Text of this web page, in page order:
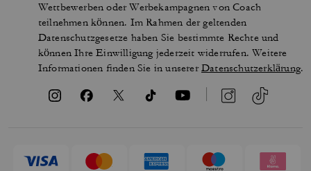
Wettbewerben oder Werbekampagnen von Coach
teilnehmen können. Im Rahmen der geltenden
Datenschutzgesetze haben Sie bestimmte Rechte und
können Ihre Einwilligung jederzeit widerrufen. Weitere
Informationen finden Sie in unsererDatenschutzerklärung.